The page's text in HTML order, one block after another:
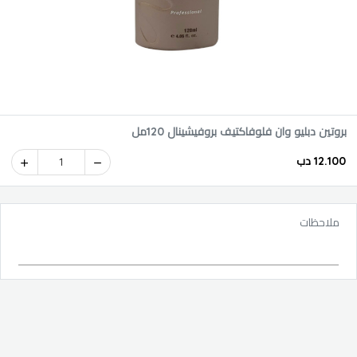
بروتين دبليو وان فلوفاكتيف بروفيشينال 120مل
12.100 دب 1
ملاحظات